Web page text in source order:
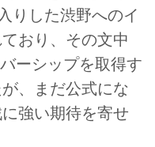
りした渋野へのイ
おり、その文中
ーシップを取得す
、まだ公式にな
強い期待を寄せ